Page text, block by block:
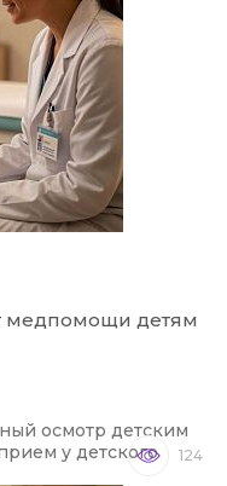
медпомощи детям
осмотр детским
у детского
124